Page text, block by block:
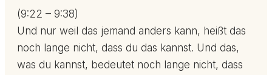
(9:22 – 9:38)
Und nur weil das jemand anders kann, heißt das
noch lange nicht, dass du das kannst. Und das,
was du kannst, bedeutet noch lange nicht, dass